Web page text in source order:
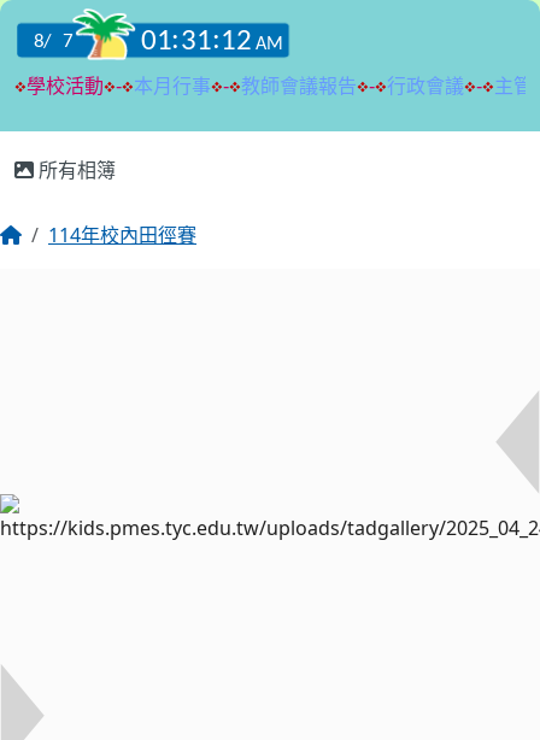
所有相簿
114年校內田徑賽